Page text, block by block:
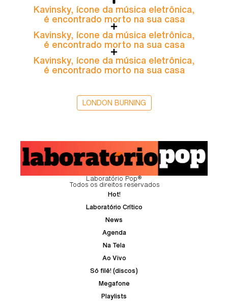
Kavinsky, ícone da música eletrônica,
é encontrado morto na sua casa
Kavinsky, ícone da música eletrônica,
é encontrado morto na sua casa
Kavinsky, ícone da música eletrônica,
é encontrado morto na sua casa
LONDON BURNING
Laboratório Pop®
Todos os direitos reservados
Hot!
Laboratório Crítico
News
Agenda
Na Tela
Ao Vivo
Só filé! (discos)
Megafone
Playlists